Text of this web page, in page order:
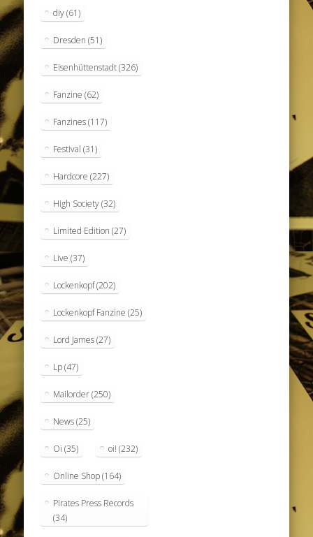
diy(61)
Dresden (51)
Eisenhüttenstadt(326)
Fanzine (62)
Fanzines(117)
Festival (31)
Hardcore (227)
High Society(32)
Limited Edition (27)
Live (37)
Lockenkopf(202)
Lockenkopf Fanzine (25)
Lord James(27)
Lp(47)
Mailorder(250)
News(25)
Oi (35) oi! (232)
Online Shop(164)
Pirates Press Records
(34)